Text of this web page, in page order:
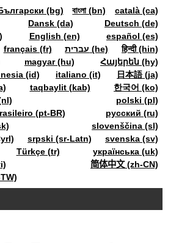
(bg) বাংলা (bn)
català (ca)
Dansk (da)
Deutsch (de)
English (en)
español (es)
français (fr) עברית (he)
हिन्दी (hin)
magyar (hu)
Հայերեն (hy)
(id)
italiano (it)
日本語 (ja)
taqbaylit (kab)
한국어 (ko)
polski (pl)
(pt-BR)
pyccкий (ru)
slovenščina (sl)
srpski (sr-Latn)
svenska (sv)
Türkçe (tr)
українська (uk)
简体中文 (zh-CN)